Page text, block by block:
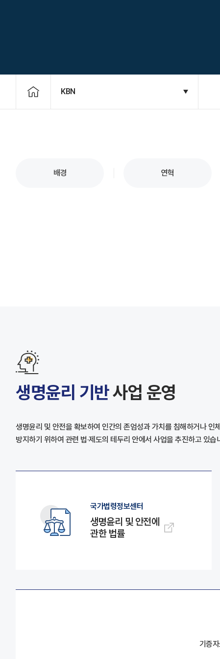
KBN
배경 연혁
생명윤리 기반사업 운영
생명윤리 및 안전을 확보하여 인간의 존엄성과 가치를 침해하거나 인
방지하기 위하여 관련 법·제도의 테두리 안에서 사업을 추진하고 있습
국가법령정보센터
생명윤리 및 안전에
관한 법률
기증